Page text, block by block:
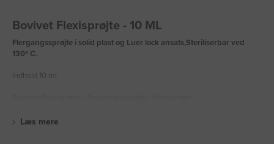
Bovivet Flexisprøjte - 10 ML
Flergangssprøjte i solid plast og Luer lock ansats,Steriliserbar ved
130º C.
Indhold 10 ml.
Læs mere